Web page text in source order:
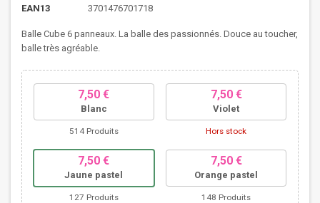
EAN13
3701476701718
Balle Cube 6 panneaux. La balle des passionnés. Douce au toucher,
balle très agréable.
7,50 €
Blanc
514 Produits
7,50 €
Violet
Hors stock
7,50 €
Jaune pastel
127 Produits
7,50 €
Orange pastel
148 Produits